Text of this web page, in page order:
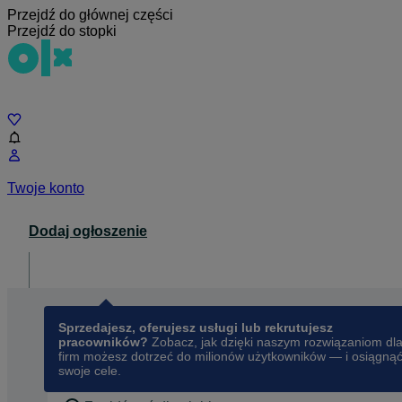
Przejdź do głównej części
Przejdź do stopki
Twoje konto
Dodaj ogłoszenie
Sprzedajesz, oferujesz usługi lub rekrutujesz
pracowników? Zobacz, jak dzięki naszym rozwiązaniom dla
firm możesz dotrzeć do milionów użytkowników — i osiągnąć
swoje cele.